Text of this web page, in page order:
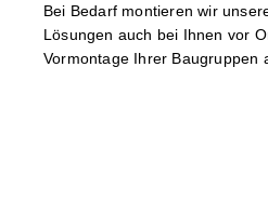
Bei Bedarf montieren wir
Lösungen auch bei Ihnen vor
Vormontage Ihrer Baugruppen